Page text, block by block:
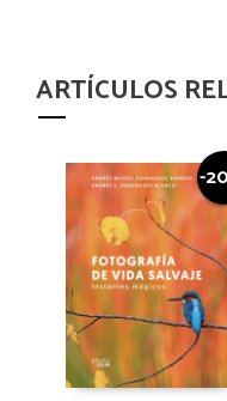
ARTÍCULOS
-